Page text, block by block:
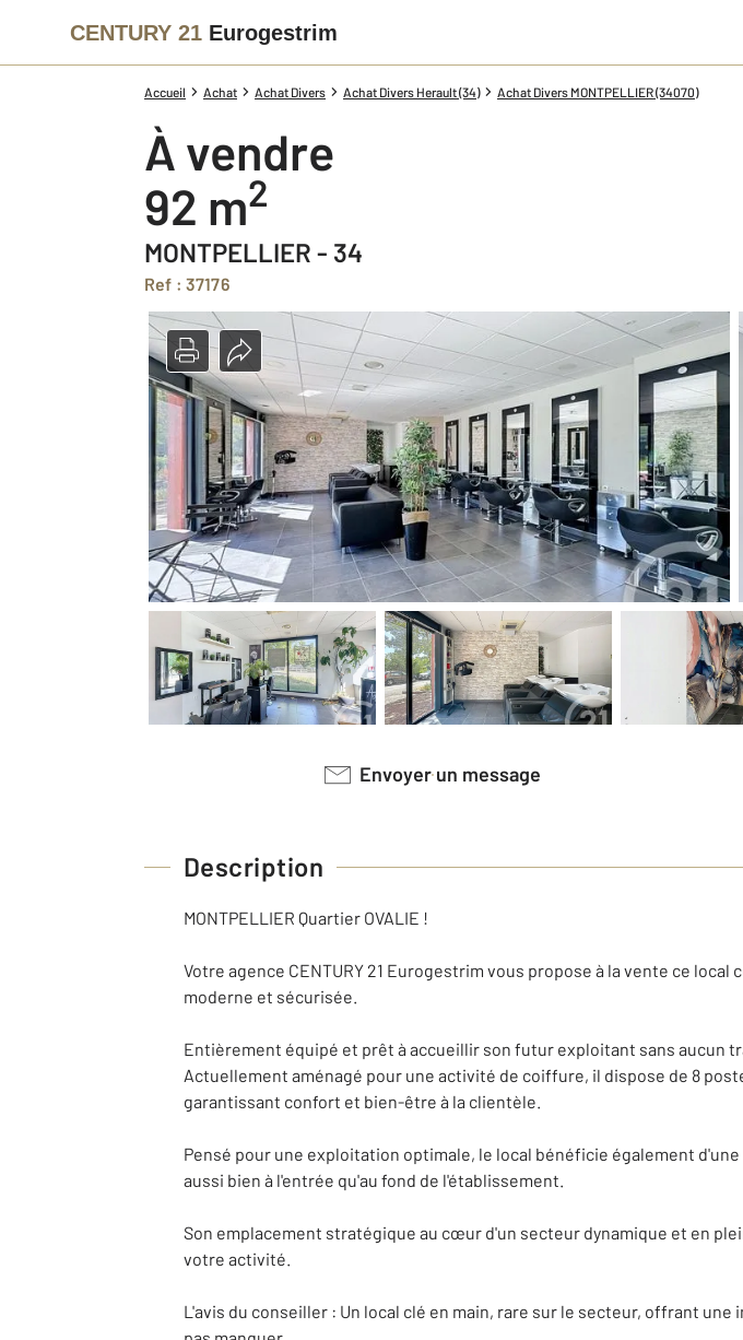
CENTURY 21 Eurogestrim
Accueil Achat Achat Divers Achat Divers Herault (34) Achat Divers MONTPELLIER (34070)
à vendre
92 m2
MONTPELLIER - 34
Ref : 37176
Envoyer un message
Description
MONTPELLIER Quartier OVALIE !
Votre agence CENTURY 21 Eurogestrim vous propose à la vente ce
moderne et sécurisée.
Entièrement équipé et prêt à accueillir son futur exploitant sans aucun
Actuellement aménagé pour une activité de coiffure, il dispose de 8
garantissant confort et bien-être à la clientèle.
Pensé pour une exploitation optimale, le local bénéficie également
aussi bien à l'entrée qu'au fond de l'établissement.
Son emplacement stratégique au cœur d'un secteur dynamique et en
votre activité.
L'avis du conseiller : Un local clé en main, rare sur le secteur, offrant